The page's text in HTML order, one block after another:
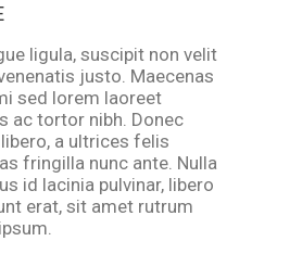
ligula, suscipit non velit
justo. Maecenas
sed lorem laoreet
ac tortor nibh. Donec
a ultrices felis
fringilla nunc ante. Nulla
id lacinia pulvinar, libero
erat, sit amet rutrum